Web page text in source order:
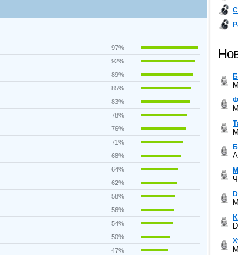
97%
92%
89%
85%
83%
78%
76%
71%
68%
64%
62%
58%
56%
54%
50%
47%